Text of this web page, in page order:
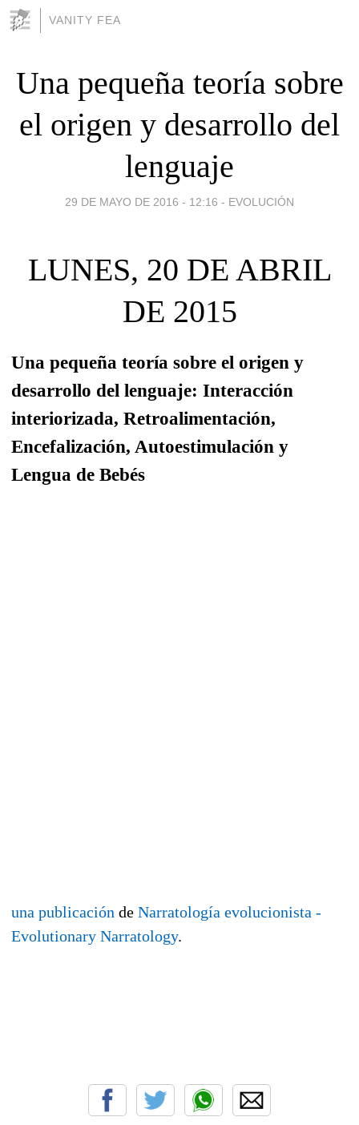
VANITY FEA
Una pequeña teoría sobre
el origen y desarrollo del
lenguaje
29 DE MAYO DE 2016 - 12:16 - EVOLUCIÓN
LUNES, 20 DE ABRIL
DE 2015
Una pequeña teoría sobre el origen y
desarrollo del lenguaje: Interacción
interiorizada, Retroalimentación,
Encefalización, Autoestimulación y
Lengua de Bebés
una publicación de Narratología evolucionista -
Evolutionary Narratology.